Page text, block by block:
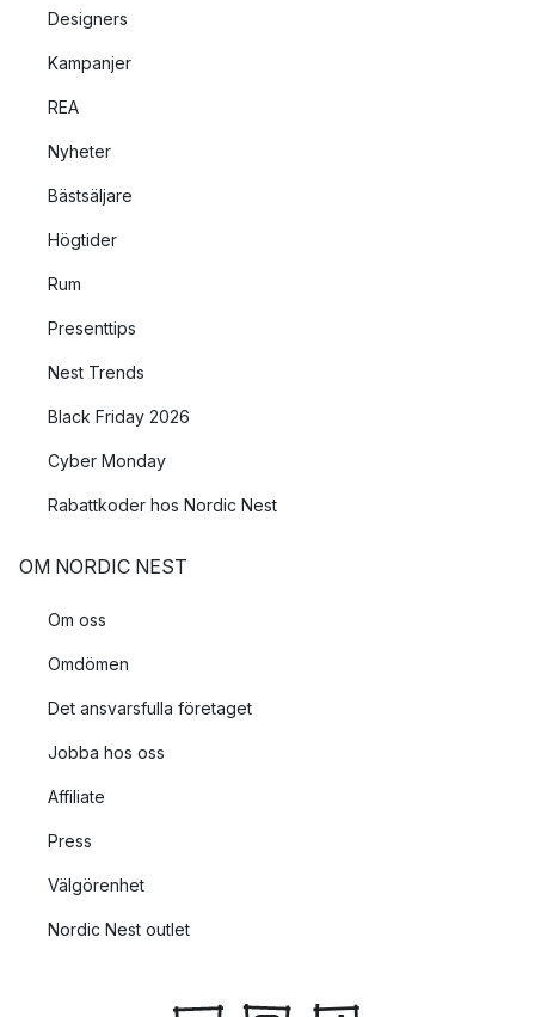
Designers
Kampanjer
REA
Nyheter
Bästsäljare
Högtider
Rum
Presenttips
Nest Trends
Black Friday 2026
Cyber Monday
Rabattkoder hos Nordic Nest
OM NORDIC NEST
Om oss
Omdömen
Det ansvarsfulla företaget
Jobba hos oss
Affiliate
Press
Välgörenhet
Nordic Nest outlet